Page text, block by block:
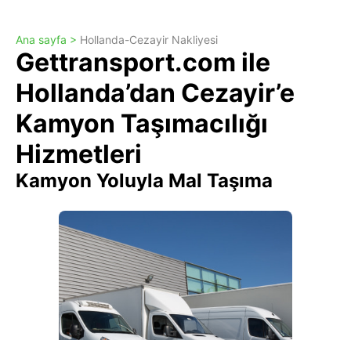
Ana sayfa > Hollanda-Cezayir Nakliyesi
Gettransport.com ile
Hollanda’dan Cezayir’e
Kamyon Taşımacılığı
Hizmetleri
Kamyon Yoluyla Mal Taşıma